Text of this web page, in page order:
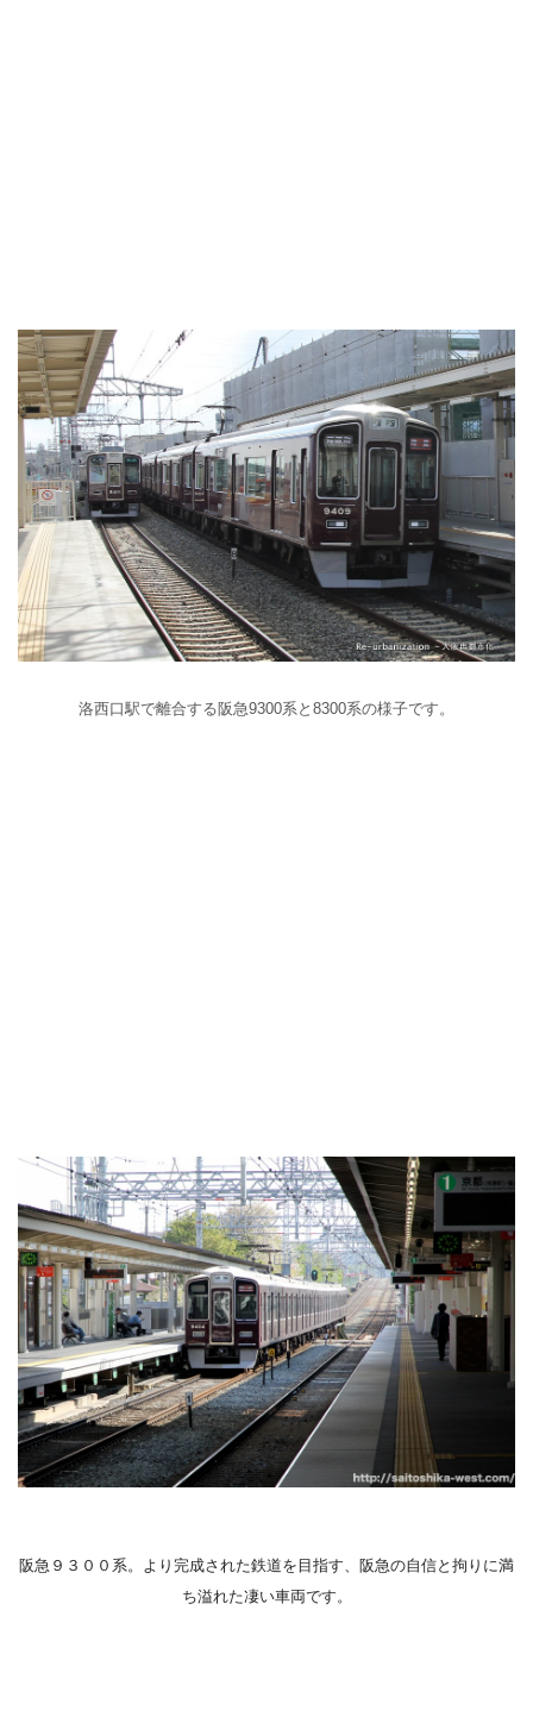
洛西口駅で離合する阪急9300系と8300系の様子です。
阪急９３００系。より完成された鉄道を目指す、阪急の自信と拘りに満
ち溢れた凄い車両です。